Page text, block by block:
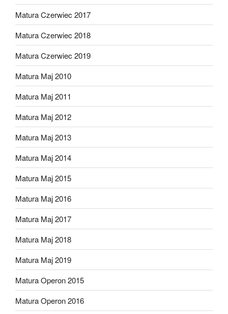
Matura Czerwiec 2017
Matura Czerwiec 2018
Matura Czerwiec 2019
Matura Maj 2010
Matura Maj 2011
Matura Maj 2012
Matura Maj 2013
Matura Maj 2014
Matura Maj 2015
Matura Maj 2016
Matura Maj 2017
Matura Maj 2018
Matura Maj 2019
Matura Operon 2015
Matura Operon 2016